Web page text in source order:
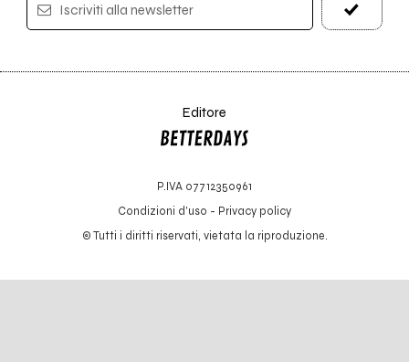
Iscriviti alla newsletter
Editore
P.IVA 07712350961
Condizioni d'uso - Privacy policy
© Tutti i diritti riservati, vietata la riproduzione.